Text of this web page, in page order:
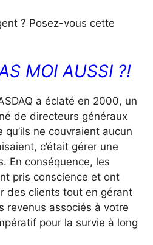
? Posez-vous cette
MOI AUSSI ?!
a éclaté en 2000, un
de directeurs généraux
ne couvraient aucun
c’était gérer une
En conséquence, les
pris conscience et ont
des clients tout en gérant
revenus associés à votre
pour la survie à long